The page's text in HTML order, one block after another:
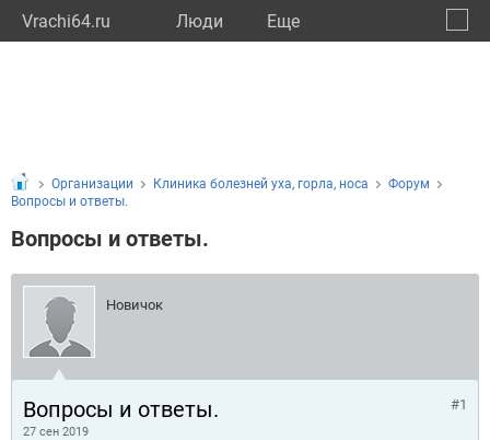
Vrachi64.ru Люди Eще
Организации Клиника болезней уха, горла, носа
Форум
Вопросы и ответы.
Вопросы и ответы.
Новичок
Вопросы и ответы.
27 сен 2019
#1